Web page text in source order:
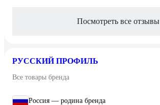
Посмотреть все отзывы
РУССКИЙ ПРОФИЛЬ
Все товары бренда
Россия — родина бренда